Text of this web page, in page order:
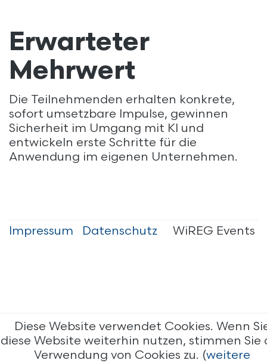
Erwarteter
Mehrwert
Die Teilnehmenden erhalten konkrete,
sofort umsetzbare Impulse, gewinnen
Sicherheit im Umgang mit KI und
entwickeln erste Schritte für die
Anwendung im eigenen Unternehmen.
WiREG Events
Impressum Datenschutz
Diese Website verwendet Cookies. Wenn
diese Website weiterhin nutzen, stimmen Sie
Verwendung von Cookies zu. (weitere